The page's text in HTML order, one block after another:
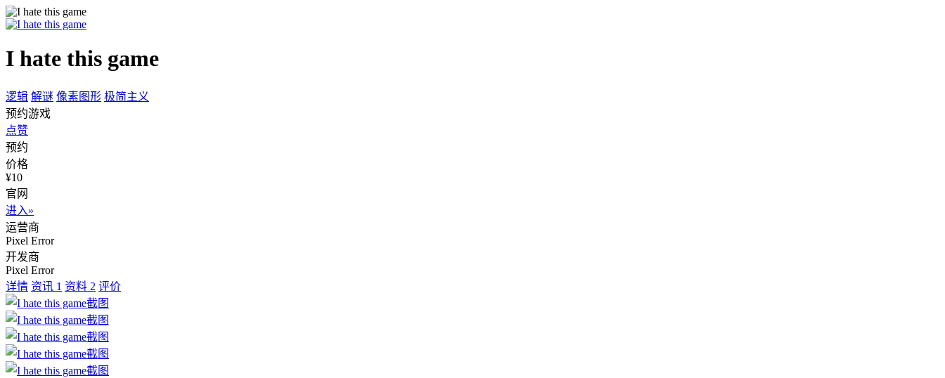
I hate this game
逻辑 解谜 像素图形 极简主义
预约游戏
点赞
预约
价格
¥10
官网
进入»
运营商
Pixel Error
开发商
Pixel Error
详情 资讯 1 资料 2 评价